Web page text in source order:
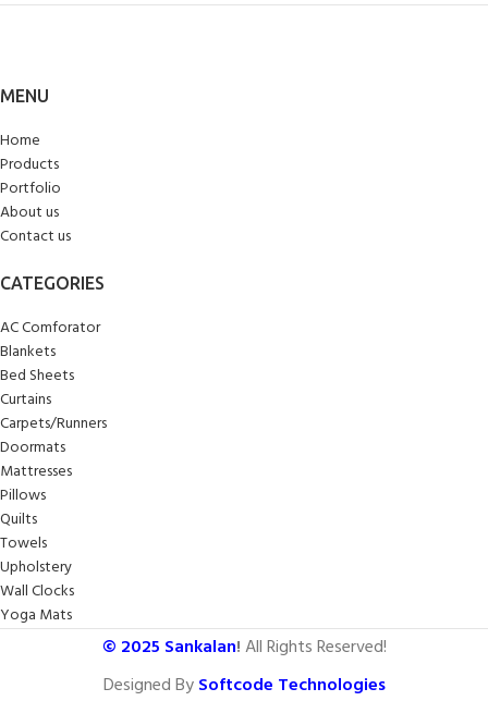
MENU
Home
Products
Portfolio
About us
Contact us
CATEGORIES
AC Comforator
Blankets
Bed Sheets
Curtains
Carpets/Runners
Doormats
Mattresses
Pillows
Quilts
Towels
Upholstery
Wall Clocks
Yoga Mats
© 2025 Sankalan!All Rights Reserved!
Designed BySoftcode Technologies